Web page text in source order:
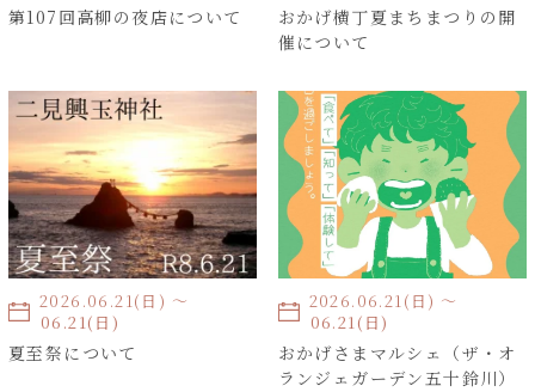
第107回高柳の夜店について
おかげ横丁夏まちまつりの開
催について
2026.06.21(日) 〜
日)
夏至祭について
2026.06.21(日) 〜
2026.06.21(日)
おかげさまマルシェ（ザ・オ
ランジェガーデン五十鈴川）